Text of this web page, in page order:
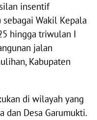
insentif
sebagai Wakil Kepala
hingga triwulan I
jalan
Kabupaten
di wilayah yang
dan Desa Garumukti.